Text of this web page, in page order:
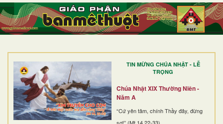
TIN MỪNG CHÚA NHẬT - LỄ
TRỌNG
Chúa Nhật XIX Thường Niên -
Năm A
“Cứ yên tâm, chính Thầy đây, đừng
sợ!” (Mt 14,22-33)
TRANG NHẤT
GIỚI THIỆU
DÒNG TU
BAN MỤC VỤ
ĐOÀN THỂ CG